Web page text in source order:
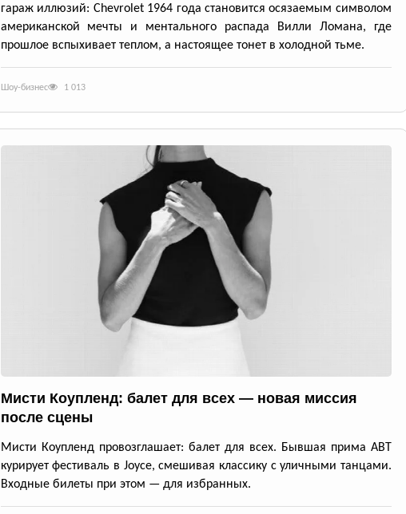
гараж иллюзий: Chevrolet 1964 года становится осязаемым символом
американской мечты и ментального распада Вилли Ломана, где
прошлое вспыхивает теплом, а настоящее тонет в холодной тьме.
Шоу-бизнес 1 013
Мисти Коупленд: балет для всех — новая миссия
после сцены
Мисти Коупленд провозглашает: балет для всех. Бывшая прима ABT
курирует фестиваль в Joyce, смешивая классику с уличными танцами.
Входные билеты при этом — для избранных.